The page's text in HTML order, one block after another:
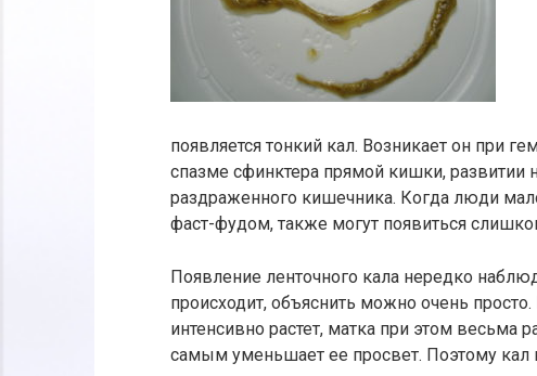
появляется тонкий кал. Возникает он при
спазме сфинктера прямой кишки, развитии
раздраженного кишечника. Когда люди
фаст-фудом, также могут появиться
Появление ленточного кала нередко
происходит, объяснить можно очень
интенсивно растет, матка при этом
самым уменьшает ее просвет. Поэтому